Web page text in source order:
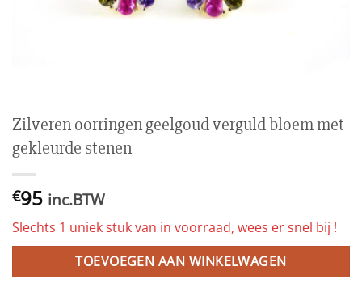
Zilveren oorringen geelgoud verguld bloem met
gekleurde stenen
€95 inc.BTW
Slechts 1 uniek stuk van in voorraad, wees er snel bij !
TOEVOEGEN AAN WINKELWAGEN